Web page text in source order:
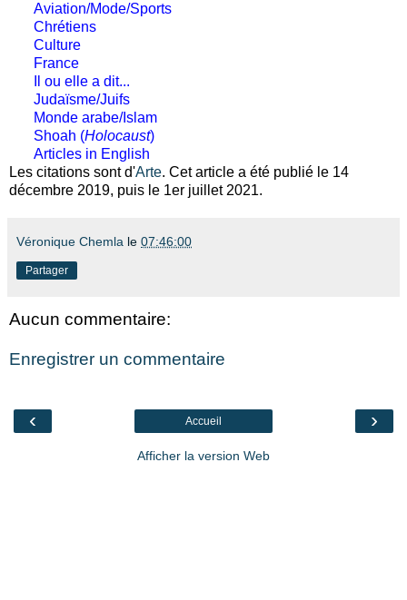
Aviation/Mode/Sports
Chrétiens
Culture
France
Il ou elle a dit...
Judaïsme/Juifs
Monde arabe/Islam
Shoah (Holocaust)
Articles in English
Les citations sont d'Arte. Cet article a été publié le 14
décembre 2019, puis le 1er juillet 2021.
Véronique Chemla le 07:46:00
Partager
Aucun commentaire:
Enregistrer un commentaire
‹ ›
Accueil
Afficher la version Web